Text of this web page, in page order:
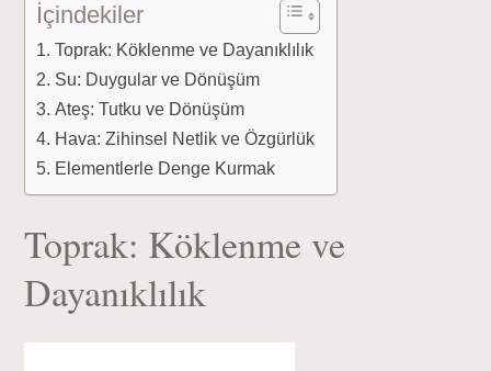
İçindekiler
Toprak: Köklenme ve Dayanıklılık
Su: Duygular ve Dönüşüm
Ateş: Tutku ve Dönüşüm
Hava: Zihinsel Netlik ve Özgürlük
Elementlerle Denge Kurmak
Toprak: Köklenme ve
Dayanıklılık